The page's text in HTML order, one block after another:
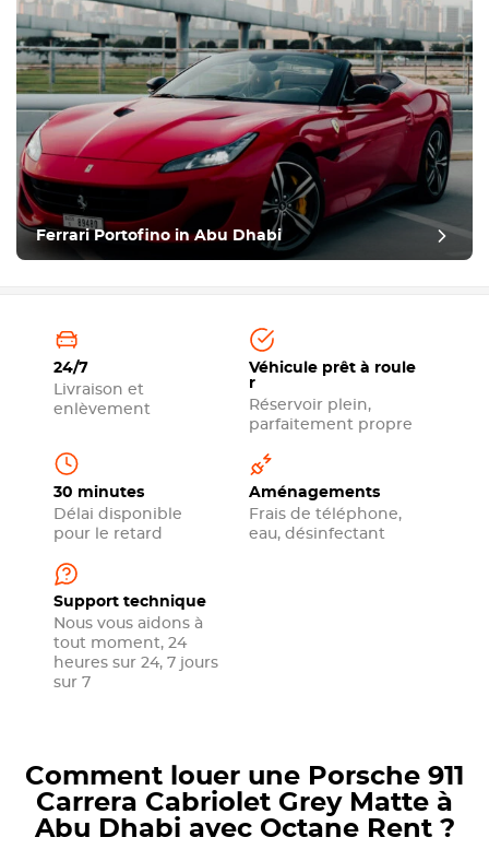
Ferrari Portofino in Abu Dhabi
24/7
Livraison et
enlèvement
Véhicule prêt à roule
r
Réservoir plein,
parfaitement propre
30 minutes
Délai disponible
pour le retard
Aménagements
Frais de téléphone,
eau, désinfectant
Support technique
Nous vous aidons à
tout moment, 24
heures sur 24, 7 jours
sur 7
Comment louer une Porsche 911
Carrera Cabriolet Grey Matte à
Abu Dhabi avec Octane Rent ?